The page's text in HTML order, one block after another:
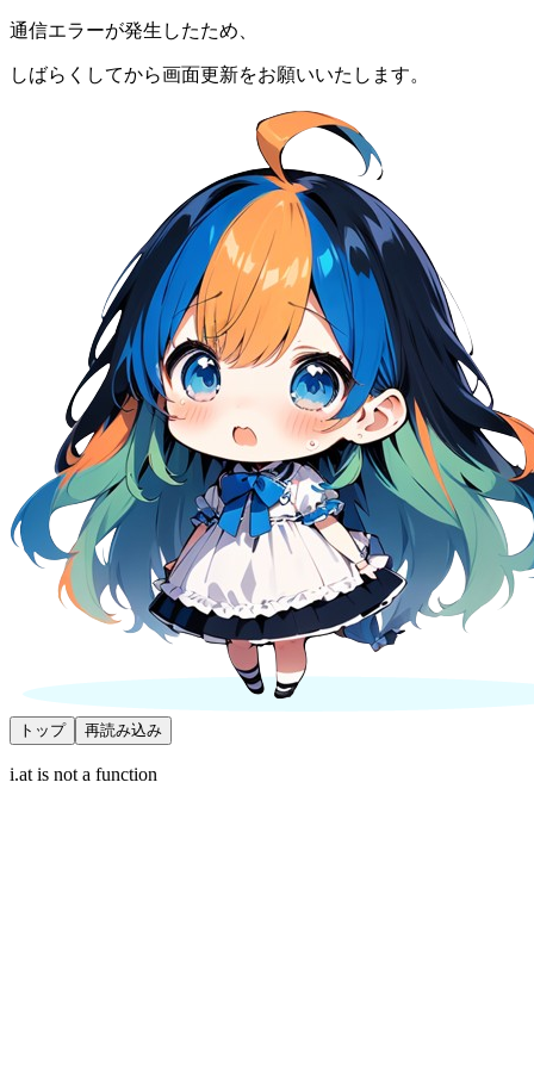
通信エラーが発生したため、
しばらくしてから画面更新をお願いいたします。
トップ 再読み込み
i.at is not a function